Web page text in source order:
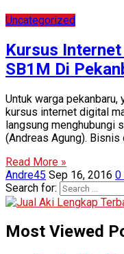
Uncategorized
Kursus
SB1M Di
Untuk warga pekanbaru,
kursus internet digital
langsung menghubungi
(Andreas Agung).
Read More »
Andre45 Sep 16, 2016 0
Search for:
Most Viewed